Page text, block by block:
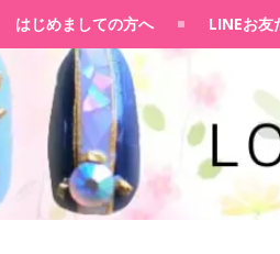
はじめましての方へ LINEお友